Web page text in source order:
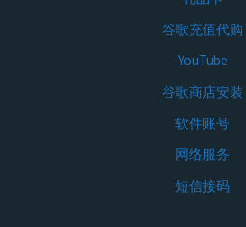
谷歌充值代购
YouTube
谷歌商店安装
软件账号
网络服务
短信接码